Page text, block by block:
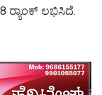
ರ‍್ಯಾಂಕ್ ಲಭಿಸಿದೆ.